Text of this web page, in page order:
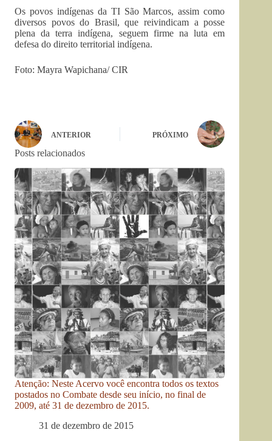
Os povos indígenas da TI São Marcos, assim como
diversos povos do Brasil, que reivindicam a posse
plena da terra indígena, seguem firme na luta em
defesa do direito territorial indígena.
Foto: Mayra Wapichana/ CIR
ANTERIOR PRÓXIMO
Posts relacionados
Atenção: Neste Acervo você encontra todos os textos
postados no Combate desde seu início, no final de
2009, até 31 de dezembro de 2015.
31 de dezembro de 2015